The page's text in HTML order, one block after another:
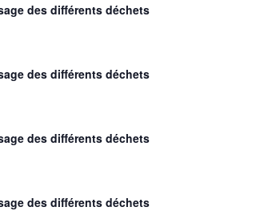
des différents déchets
des différents déchets
des différents déchets
des différents déchets